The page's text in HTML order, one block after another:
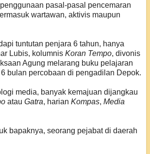
pasal-pasal pencemaran
wartawan, aktivis maupun
tuntutan penjara 6 tahun, hanya
Lubis, kolumnis Koran Tempo, divonis
Agung melarang buku pelajaran
bulan percobaan di pengadilan Depok.
media, banyak kemajuan dijangkau
atau Gatra, harian Kompas, Media
bapaknya, seorang pejabat di daerah